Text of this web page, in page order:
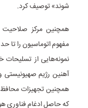
شوند» توصیف کرد.
مفهوم اتوماسیون را
نمونه‌هایی از تسلیحات
که حاصل ادغام